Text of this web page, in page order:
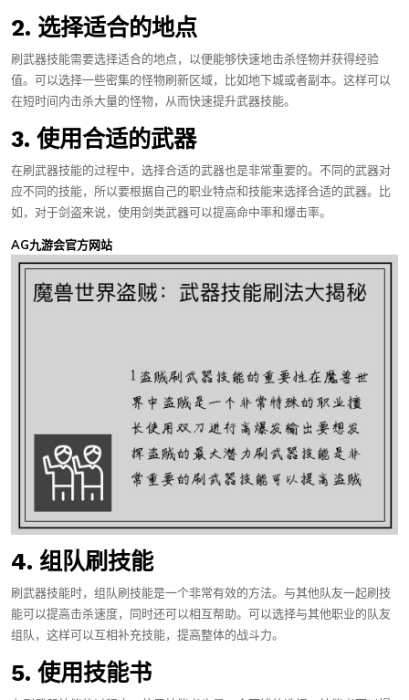
2. 选择适合的地点
刷武器技能需要选择适合的地点，以便能够快速地击杀怪物并获得经验
值。可以选择一些密集的怪物刷新区域，比如地下城或者副本。这样可以
在短时间内击杀大量的怪物，从而快速提升武器技能。
3. 使用合适的武器
在刷武器技能的过程中，选择合适的武器也是非常重要的。不同的武器对
应不同的技能，所以要根据自己的职业特点和技能来选择合适的武器。比
如，对于剑盗来说，使用剑类武器可以提高命中率和爆击率。
AG九游会官方网站
4. 组队刷技能
刷武器技能时，组队刷技能是一个非常有效的方法。与其他队友一起刷技
能可以提高击杀速度，同时还可以相互帮助。可以选择与其他职业的队友
组队，这样可以互相补充技能，提高整体的战斗力。
5. 使用技能书